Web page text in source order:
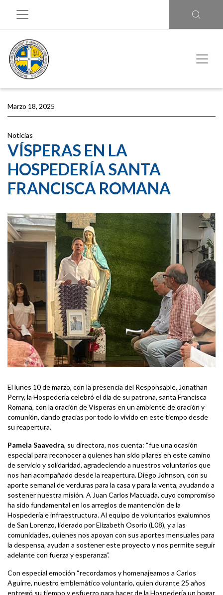
Marzo 18, 2025
Noticias
VÍSPERAS EN LA
HOSPEDERÍA SANTA
FRANCISCA ROMANA
El lunes 10 de marzo, con la presencia del Responsable, Jonathan
Perry, la Hospedería celebró el día de su patrona, santa Francisca
Romana, con la oración de Vísperas en un ambiente de oración y
comunión, dando gracias por todo lo vivido en este tiempo desde
su reapertura.
Pamela Saavedra, su directora, nos cuenta: “fue una ocasión
especial para reconocer a quienes han sido pilares en este camino
de servicio y solidaridad, agradeciendo a nuestros voluntarios que
nos han acompañado desde la reapertura. Diego Johnson, con su
aporte semanal de verduras para la casa y para la venta, ayudando a
sostener nuestra misión. A Juan Carlos Macuada, cuyo compromiso
ha sido fundamental en los arreglos de mantención de la
Hospedería e infraestructura. Al equipo de voluntarios exalumnos
de San Lorenzo, liderado por Elizabeth Osorio (L08), y a las
comunidades, quienes nos apoyan con sus aportes mensuales para
la despensa, ayudan a sostener este proyecto y nos permite seguir
adelante con fuerza y esperanza”.
Con especial emoción “recordamos y homenajeamos a Carlos
Aguirre, nuestro emblemático voluntario, quien durante 25 años
entregó su tiempo y esfuerzo para hacer de la Hospedería un hogar